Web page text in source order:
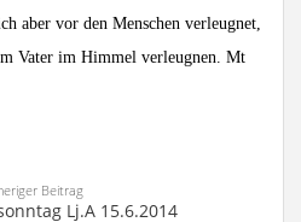
aber vor den Menschen verleugnet,
Vater im Himmel verleugnen. Mt
Beitrag
Lj.A 15.6.2014